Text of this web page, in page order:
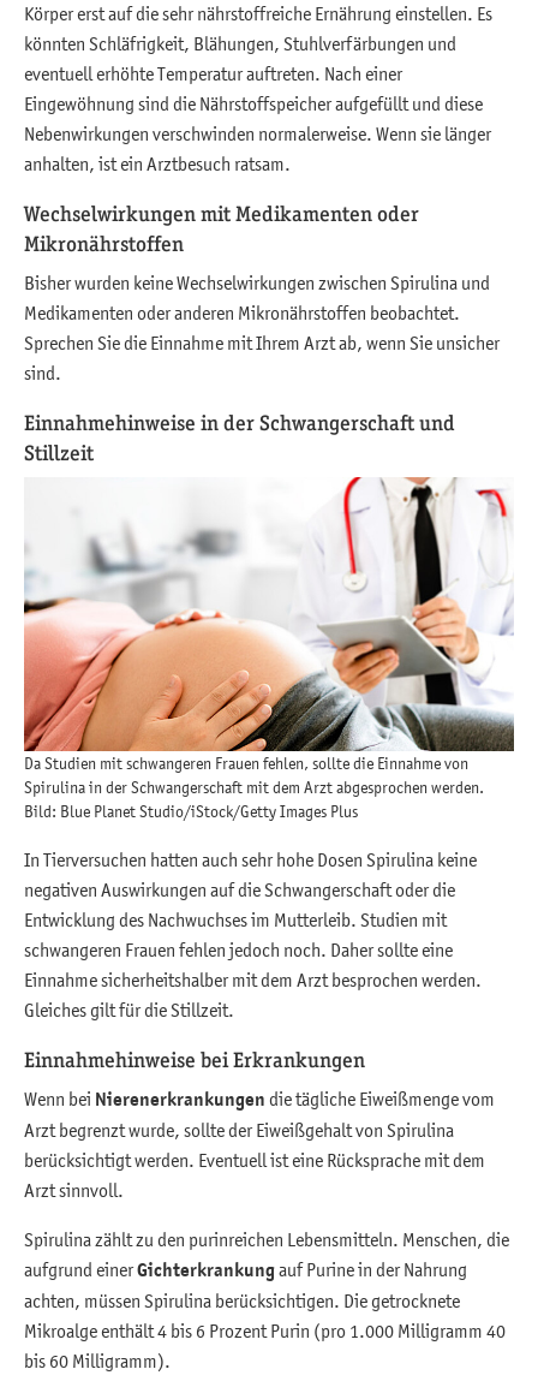
Körper erst auf die sehr nährstoffreiche Ernährung einstellen. Es
könnten Schläfrigkeit, Blähungen, Stuhlverfärbungen und
eventuell erhöhte Temperatur auftreten. Nach einer
Eingewöhnung sind die Nährstoffspeicher aufgefüllt und diese
Nebenwirkungen verschwinden normalerweise. Wenn sie länger
anhalten, ist ein Arztbesuch ratsam.
Wechselwirkungen mit Medikamenten oder
Mikronährstoffen
Bisher wurden keine Wechselwirkungen zwischen Spirulina und
Medikamenten oder anderen Mikronährstoffen beobachtet.
Sprechen Sie die Einnahme mit Ihrem Arzt ab, wenn Sie unsicher
sind.
Einnahmehinweise in der Schwangerschaft und
Stillzeit
Da Studien mit schwangeren Frauen fehlen, sollte die Einnahme von
Spirulina in der Schwangerschaft mit dem Arzt abgesprochen werden.
Bild: Blue Planet Studio/iStock/Getty Images Plus
In Tierversuchen hatten auch sehr hohe Dosen Spirulina keine
negativen Auswirkungen auf die Schwangerschaft oder die
Entwicklung des Nachwuchses im Mutterleib. Studien mit
schwangeren Frauen fehlen jedoch noch. Daher sollte eine
Einnahme sicherheitshalber mit dem Arzt besprochen werden.
Gleiches gilt für die Stillzeit.
Einnahmehinweise bei Erkrankungen
Wenn bei Nierenerkrankungen die tägliche Eiweißmenge vom
Arzt begrenzt wurde, sollte der Eiweißgehalt von Spirulina
berücksichtigt werden. Eventuell ist eine Rücksprache mit dem
Arzt sinnvoll.
Spirulina zählt zu den purinreichen Lebensmitteln. Menschen, die
aufgrund einerGichterkrankungauf Purine in der Nahrung
achten, müssen Spirulina berücksichtigen. Die getrocknete
Mikroalge enthält 4 bis 6 Prozent Purin (pro 1.000 Milligramm 40
bis 60 Milligramm).